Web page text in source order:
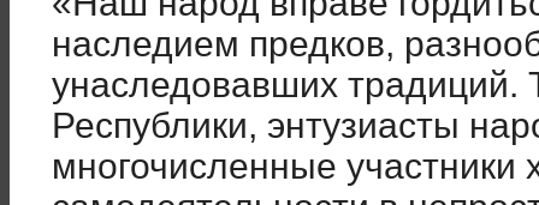
наследием предков,
унаследовавших традиций.
Республики, энтузиасты
многочисленные участники